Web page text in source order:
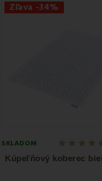
Zľava -34%
SKLADOM
Kúpeľňový koberec